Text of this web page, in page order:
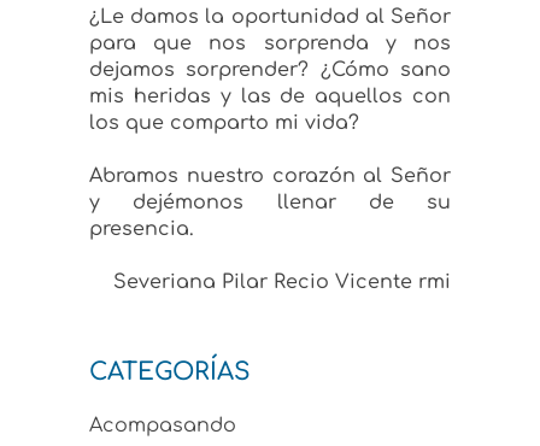
¿Le damos la oportunidad al Señor
para que nos sorprenda y nos
dejamos sorprender? ¿Cómo sano
mis heridas y las de aquellos con
los que comparto mi vida?
Abramos nuestro corazón al Señor
y dejémonos llenar de su
presencia.
Severiana Pilar Recio Vicente rmi
CATEGORÍAS
Acompasando